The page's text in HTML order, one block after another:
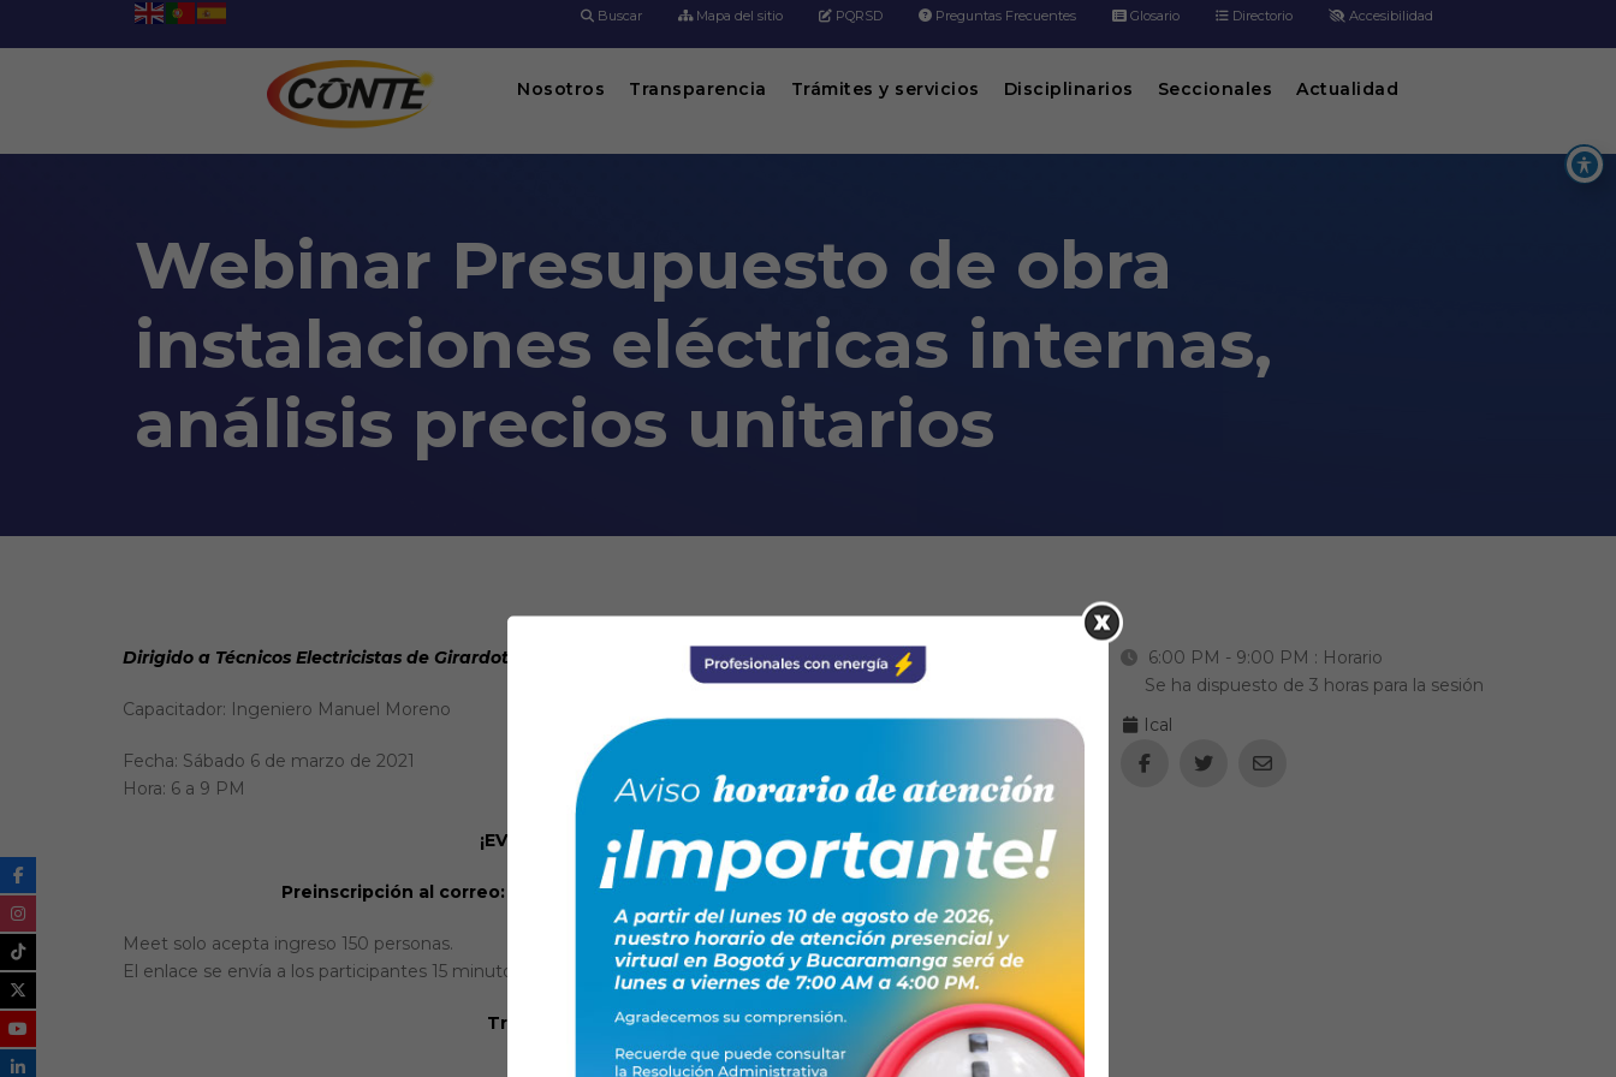
Buscar Mapa del sitio PQRSD Preguntas Frecuentes Glosario Directorio Accesibilidad
Nosotros Transparencia Trámites y servicios Disciplinarios Seccionales Actualidad
Webinar Presupuesto de obra
instalaciones eléctricas internas,
análisis precios unitarios
Webinario, Videoconferencia en plataformas digitales
Dirigido a Técnicos Electricistas de Girardot, Cundinamarca
Capacitador: Ingeniero Manuel Moreno
Fecha: Sábado 6 de marzo de 2021
Hora: 6 a 9 PM
¡EVENTO GRATUITO!
Preinscripción al correo: capacitacionesfenaltec@conte.org.co
Meet solo acepta ingreso 150 personas.
El enlace se envía a los participantes 15 minutos antes.
Trabajando juntos:
6:00 PM - 9:00 PM : Horario
Se ha dispuesto de 3 horas para la sesión
Ical